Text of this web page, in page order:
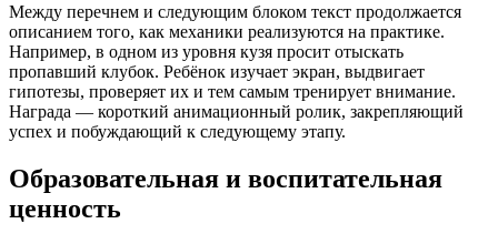
Между перечнем и следующим блоком текст продолжается
описанием того, как механики реализуются на практике.
Например, в одном из уровня кузя просит отыскать
пропавший клубок. Ребёнок изучает экран, выдвигает
гипотезы, проверяет их и тем самым тренирует внимание.
Награда — короткий анимационный ролик, закрепляющий
успех и побуждающий к следующему этапу.
Образовательная и воспитательная
ценность